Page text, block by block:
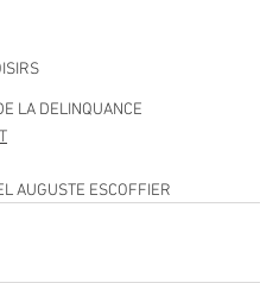
LA DELINQUANCE
AUGUSTE ESCOFFIER